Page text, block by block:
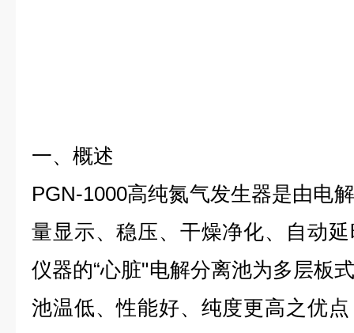
一、概述
PGN-1000高纯氮气发生器是由电
量显示、稳压、干燥净化、自动
仪器的“心脏"电解分离池为多层板
池温低、性能好、纯度更高之优